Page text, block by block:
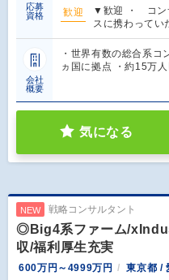
応募
資格
歓迎
▼歓迎 ・ コン
スに携わって
会社
概要
・世界有数の総合系
ヵ国に拠点 ・約15万人
気になる
NEW 戦略コンサルタント
◎Big4系ファーム/
収/福利厚生充実
600万円～4999万円 東京都 /